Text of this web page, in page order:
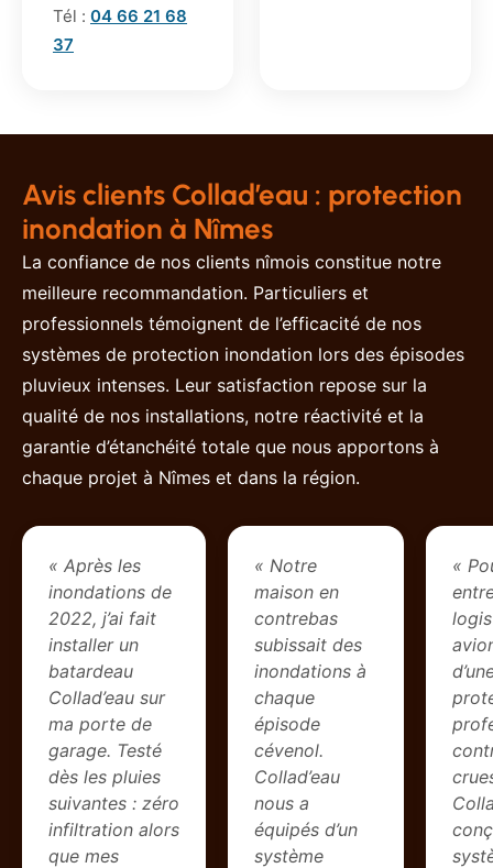
Tél : 04 66 21 68
37
Avis clients Collad’eau : protection
inondation à Nîmes
La confiance de nos clients nîmois constitue notre
meilleure recommandation. Particuliers et
professionnels témoignent de l’efficacité de nos
systèmes de protection inondation lors des épisodes
pluvieux intenses. Leur satisfaction repose sur la
qualité de nos installations, notre réactivité et la
garantie d’étanchéité totale que nous apportons à
chaque projet à Nîmes et dans la région.
« Après les
inondations de
2022, j’ai fait
installer un
batardeau
Collad’eau sur
ma porte de
garage. Testé
dès les pluies
suivantes : zéro
infiltration alors
que mes
« Notre
maison en
contrebas
subissait des
inondations à
chaque
épisode
cévenol.
Collad’eau
nous a
équipés d’un
système
«